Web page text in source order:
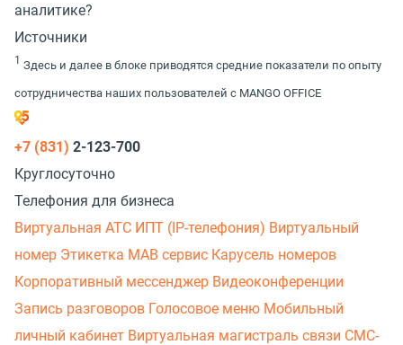
аналитике?
Источники
1 Здесь и далее в блоке приводятся средние показатели по опыту
сотрудничества наших пользователей с MANGO OFFICE
+7 (831) 2-123-700
Круглосуточно
Телефония для бизнеса
Виртуальная АТС ИПТ (IP-телефония) Виртуальный
номер Этикетка МАВ сервис Карусель номеров
Корпоративный мессенджер Видеоконференции
Запись разговоров Голосовое меню Мобильный
личный кабинет Виртуальная магистраль связи СМС-